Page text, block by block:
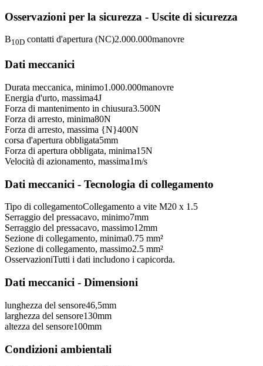
Osservazioni per la sicurezza - Uscite di sicurezza
B10D contatti d'apertura (NC)2.000.000manovre
Dati meccanici
Durata meccanica, minimo1.000.000manovre
Energia d'urto, massima4J
Forza di mantenimento in chiusura3.500N
Forza di arresto, minima80N
Forza di arresto, massima {N}400N
corsa d'apertura obbligata5mm
Forza di apertura obbligata, minima15N
Velocità di azionamento, massima1m/s
Dati meccanici - Tecnologia di collegamento
Tipo di collegamentoCollegamento a vite M20 x 1.5
Serraggio del pressacavo, minimo7mm
Serraggio del pressacavo, massimo12mm
Sezione di collegamento, minima0.75 mm²
Sezione di collegamento, massimo2.5 mm²
OsservazioniTutti i dati includono i capicorda.
Dati meccanici - Dimensioni
lunghezza del sensore46,5mm
larghezza del sensore130mm
altezza del sensore100mm
Condizioni ambientali